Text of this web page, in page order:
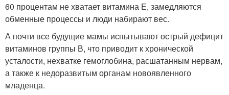
60 процентам не хватает витамина Е, замедляются
обменные процессы и люди набирают вес.
А почти все будущие мамы испытывают острый дефицит
витаминов группы В, что приводит к хронической
усталости, нехватке гемоглобина, расшатанным нервам,
а также к недоразвитым органам новоявленного
младенца.